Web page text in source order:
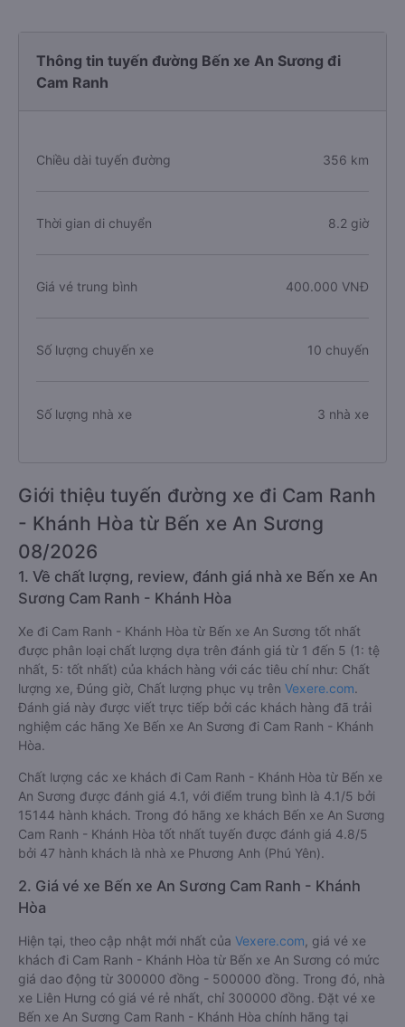
Thông tin tuyến đường Bến xe An Sương đi
Cam Ranh
Chiều dài tuyến đường 356 km
Thời gian di chuyển 8.2 giờ
Giá vé trung bình 400.000 VNĐ
Số lượng chuyến xe 10 chuyến
Số lượng nhà xe 3 nhà xe
Giới thiệu tuyến đường xe đi Cam Ranh
- Khánh Hòa từ Bến xe An Sương
08/2026
1. Về chất lượng, review, đánh giá nhà xe Bến xe An
Sương Cam Ranh - Khánh Hòa
Xe đi Cam Ranh - Khánh Hòa từ Bến xe An Sương tốt nhất
được phân loại chất lượng dựa trên đánh giá từ 1 đến 5 (1: tệ
nhất, 5: tốt nhất) của khách hàng với các tiêu chí như: Chất
lượng xe, Đúng giờ, Chất lượng phục vụ trên Vexere.com.
Đánh giá này được viết trực tiếp bởi các khách hàng đã trải
nghiệm các hãng Xe Bến xe An Sương đi Cam Ranh - Khánh
Hòa.
Chất lượng các xe khách đi Cam Ranh - Khánh Hòa từ Bến xe
An Sương được đánh giá 4.1, với điểm trung bình là 4.1/5 bởi
15144 hành khách. Trong đó hãng xe khách Bến xe An Sương
Cam Ranh - Khánh Hòa tốt nhất tuyến được đánh giá 4.8/5
bởi 47 hành khách là nhà xe Phương Anh (Phú Yên).
2. Giá vé xe Bến xe An Sương Cam Ranh - Khánh
Hòa
Hiện tại, theo cập nhật mới nhất của Vexere.com , giá vé xe
khách đi Cam Ranh - Khánh Hòa từ Bến xe An Sương có mức
giá dao động từ 300000 đồng - 500000 đồng. Trong đó, nhà
xe Liên Hưng có giá vé rẻ nhất, chỉ 300000 đồng. Đặt vé xe
Bến xe An Sương Cam Ranh - Khánh Hòa chính hãng tại